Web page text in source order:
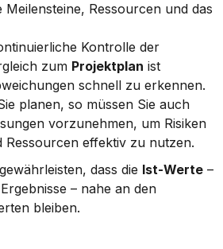
Meilensteine, Ressourcen und das
Kontrolle der
zum Projektplan ist
schnell zu erkennen.
planen, so müssen Sie auch
vorzunehmen, um Risiken
Ressourcen effektiv zu nutzen.
dass die Ist-Werte –
– nahe an den
bleiben.